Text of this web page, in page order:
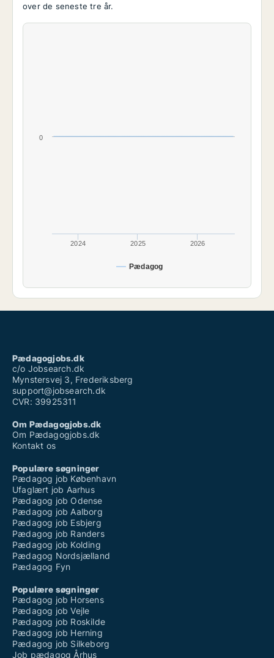
over de seneste tre år.
Pædagog
2024 2025 2026
0
Pædagogjobs.dk
c/o Jobsearch.dk
Mynstersvej 3, Frederiksberg
support@jobsearch.dk
CVR: 39925311
Om Pædagogjobs.dk
Om Pædagogjobs.dk
Kontakt os
Populære søgninger
Pædagog job København
Ufaglært job Aarhus
Pædagog job Odense
Pædagog job Aalborg
Pædagog job Esbjerg
Pædagog job Randers
Pædagog job Kolding
Pædagog Nordsjælland
Pædagog Fyn
Populære søgninger
Pædagog job Horsens
Pædagog job Vejle
Pædagog job Roskilde
Pædagog job Herning
Pædagog job Silkeborg
Job pædagog Århus